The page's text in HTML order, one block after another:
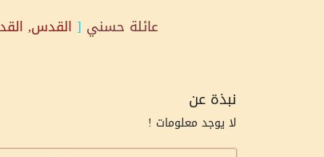
عائلة حسني [ القدس,
نبذة عن
لا يوجد معلومات !